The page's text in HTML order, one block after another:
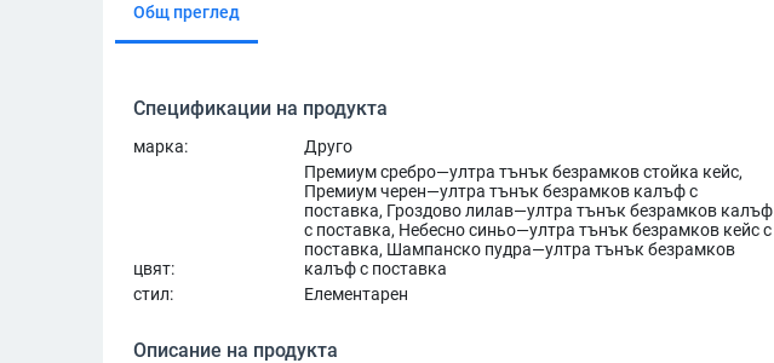
Общ преглед
Спецификации на продукта
марка: Друго
цвят:
Премиум сребро—ултра тънък безрамков стойка кейс,
Премиум черен—ултра тънък безрамков калъф с
поставка, Гроздово лилав—ултра тънък безрамков калъф
с поставка, Небесно синьо—ултра тънък безрамков кейс с
поставка, Шампанско пудра—ултра тънък безрамков
калъф с поставка
стил:
Елементарен
Описание на продукта